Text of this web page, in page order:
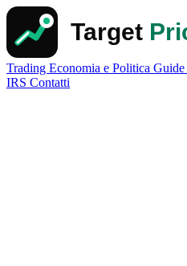
Trading Economia e Politica Guide
IRS Contatti